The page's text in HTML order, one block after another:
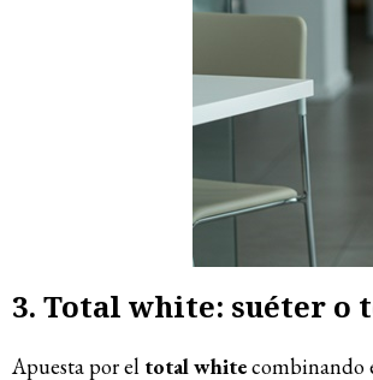
3. Total white: suéter o
Apuesta por el total whitecombinando